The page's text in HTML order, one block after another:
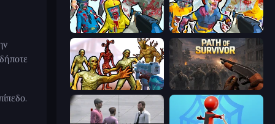
Zombies Shooter Zombies Shooter: Part 2
Monster Shooter Apocalypse Path of Survivor